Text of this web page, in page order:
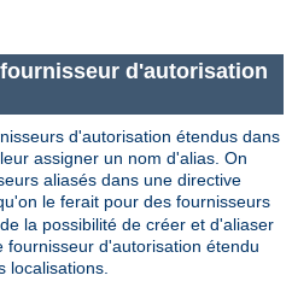
d'autorisation
d'autorisation étendus dans
assigner un nom d'alias. On
aliasés dans une directive
le ferait pour des fournisseurs
la possibilité de créer et d'aliaser
d'autorisation étendu
localisations.